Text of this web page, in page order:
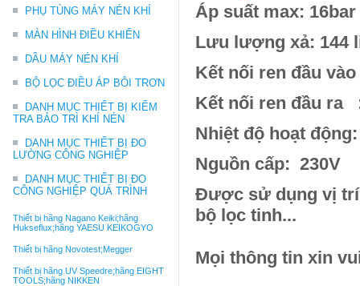
PHỤ TÙNG MÁY NÉN KHÍ
MÀN HÌNH ĐIỀU KHIỂN
DẦU MÁY NÉN KHÍ
BỘ LỌC ĐIỀU ÁP BÔI TRƠN
DANH MỤC THIẾT BỊ KIỂM
TRA BẢO TRÌ KHÍ NÉN
DANH MỤC THIẾT BỊ ĐO
LƯỜNG CÔNG NGHIỆP
DANH MỤC THIẾT BỊ ĐO
CÔNG NGHIỆP QUÁ TRÌNH
Thiết bị hãng Nagano Keiki;hãng
Hukseflux;hãng YAESU KEIKOGYO
Thiết bị hãng Novotest;Megger
Thiết bị hãng UV Speedre;hãng EIGHT
TOOLS;hãng NIKKEN
Áp suất max: 16bar
Lưu lượng xả: 144
Kết nối ren đầu
Kết nối ren đầu ra
Nhiệt độ hoạt động:
Nguồn cấp: 230V
Được sử dụng vị
bộ lọc tinh...
Mọi thông tin xin